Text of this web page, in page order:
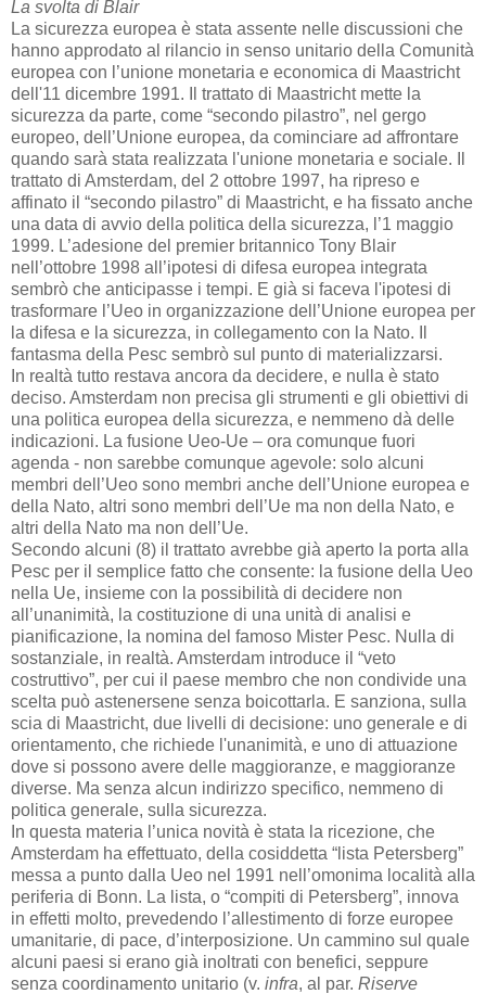
La svolta di Blair
La sicurezza europea è stata assente nelle discussioni che
hanno approdato al rilancio in senso unitario della Comunità
europea con l’unione monetaria e economica di Maastricht
dell'11 dicembre 1991. Il trattato di Maastricht mette la
sicurezza da parte, come “secondo pilastro”, nel gergo
europeo, dell’Unione europea, da cominciare ad affrontare
quando sarà stata realizzata l'unione monetaria e sociale. Il
trattato di Amsterdam, del 2 ottobre 1997, ha ripreso e
affinato il “secondo pilastro” di Maastricht, e ha fissato anche
una data di avvio della politica della sicurezza, l’1 maggio
1999. L’adesione del premier britannico Tony Blair
nell’ottobre 1998 all’ipotesi di difesa europea integrata
sembrò che anticipasse i tempi. E già si faceva l'ipotesi di
trasformare l’Ueo in organizzazione dell’Unione europea per
la difesa e la sicurezza, in collegamento con la Nato. Il
fantasma della Pesc sembrò sul punto di materializzarsi.
In realtà tutto restava ancora da decidere, e nulla è stato
deciso. Amsterdam non precisa gli strumenti e gli obiettivi di
una politica europea della sicurezza, e nemmeno dà delle
indicazioni. La fusione Ueo-Ue – ora comunque fuori
agenda - non sarebbe comunque agevole: solo alcuni
membri dell’Ueo sono membri anche dell’Unione europea e
della Nato, altri sono membri dell’Ue ma non della Nato, e
altri della Nato ma non dell’Ue.
Secondo alcuni (8) il trattato avrebbe già aperto la porta alla
Pesc per il semplice fatto che consente: la fusione della Ueo
nella Ue, insieme con la possibilità di decidere non
all’unanimità, la costituzione di una unità di analisi e
pianificazione, la nomina del famoso Mister Pesc. Nulla di
sostanziale, in realtà. Amsterdam introduce il “veto
costruttivo”, per cui il paese membro che non condivide una
scelta può astenersene senza boicottarla. E sanziona, sulla
scia di Maastricht, due livelli di decisione: uno generale e di
orientamento, che richiede l'unanimità, e uno di attuazione
dove si possono avere delle maggioranze, e maggioranze
diverse. Ma senza alcun indirizzo specifico, nemmeno di
politica generale, sulla sicurezza.
In questa materia l’unica novità è stata la ricezione, che
Amsterdam ha effettuato, della cosiddetta “lista Petersberg”
messa a punto dalla Ueo nel 1991 nell’omonima località alla
periferia di Bonn. La lista, o “compiti di Petersberg”, innova
in effetti molto, prevedendo l’allestimento di forze europee
umanitarie, di pace, d’interposizione. Un cammino sul quale
alcuni paesi si erano già inoltrati con benefici, seppure
senza coordinamento unitario (v. infra, al par. Riserve